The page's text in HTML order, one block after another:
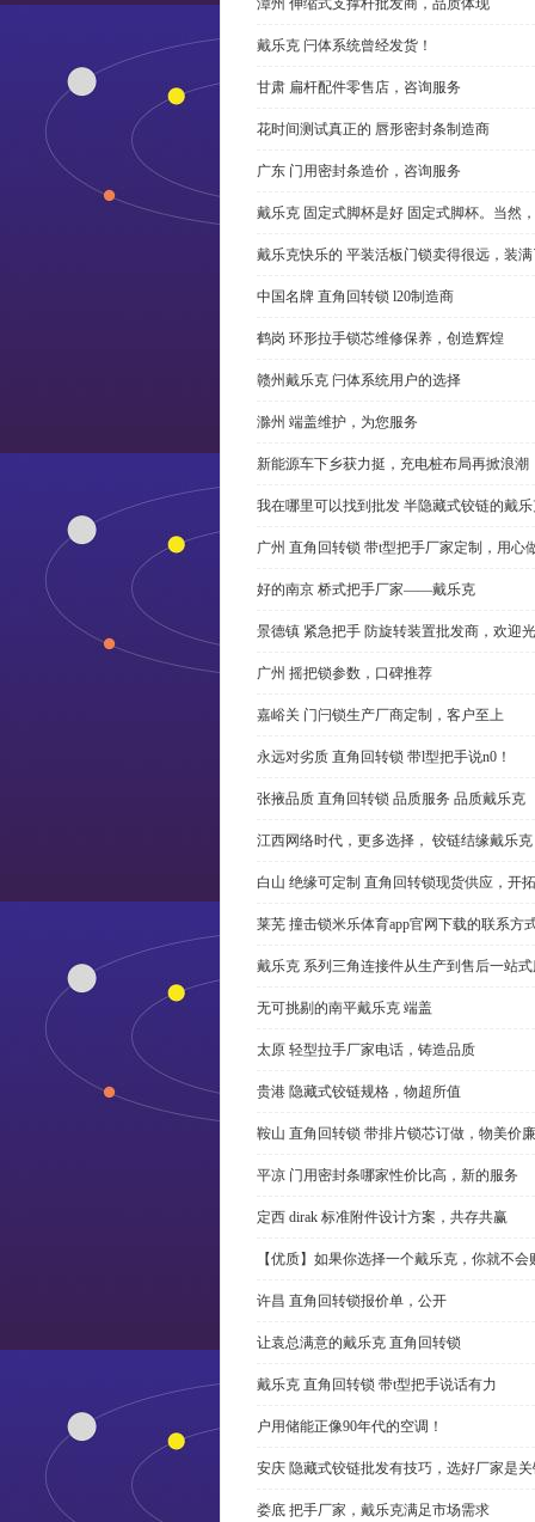
漳州 伸缩式支撑杆批发商，品质体现
戴乐克 闩体系统曾经发货！
甘肃 扁杆配件零售店，咨询服务
花时间测试真正的 唇形密封条制造商
广东 门用密封条造价，咨询服务
戴乐克 固定式脚杯是好 固定式脚杯。当然
戴乐克快乐的 平装活板门锁卖得很远，装
中国名牌 直角回转锁 l20制造商
鹤岗 环形拉手锁芯维修保养，创造辉煌
赣州戴乐克 闩体系统用户的选择
滁州 端盖维护，为您服务
新能源车下乡获力挺，充电桩布局再掀浪潮
我在哪里可以找到批发 半隐藏式铰链的戴
广州 直角回转锁 带t型把手厂家定制，用心
好的南京 桥式把手厂家——戴乐克
景德镇 紧急把手 防旋转装置批发商，欢迎
广州 摇把锁参数，口碑推荐
嘉峪关 门闩锁生产厂商定制，客户至上
永远对劣质 直角回转锁 带l型把手说n0！
张掖品质 直角回转锁 品质服务 品质戴乐克
江西网络时代，更多选择， 铰链结缘戴乐克
白山 绝缘可定制 直角回转锁现货供应，开
莱芜 撞击锁米乐体育app官网下载的联系方
戴乐克 系列三角连接件从生产到售后一站
无可挑剔的南平戴乐克 端盖
太原 轻型拉手厂家电话，铸造品质
贵港 隐藏式铰链规格，物超所值
鞍山 直角回转锁 带排片锁芯订做，物美价廉
平凉 门用密封条哪家性价比高，新的服务
定西 dirak 标准附件设计方案，共存共赢
【优质】如果你选择一个戴乐克，你就不
许昌 直角回转锁报价单，公开
让袁总满意的戴乐克 直角回转锁
戴乐克 直角回转锁 带t型把手说话有力
户用储能正像90年代的空调！
安庆 隐藏式铰链批发有技巧，选好厂家是
娄底 把手厂家，戴乐克满足市场需求